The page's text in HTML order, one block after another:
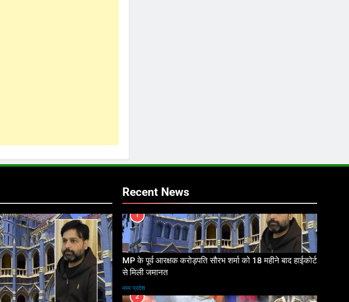
Recent News
1
MP के पूर्व आरक्षक करोड़पति सौरभ शर्मा को 18 महीने बाद हाईकोर्ट
से मिली जमानत
मध्य प्रदेश
2